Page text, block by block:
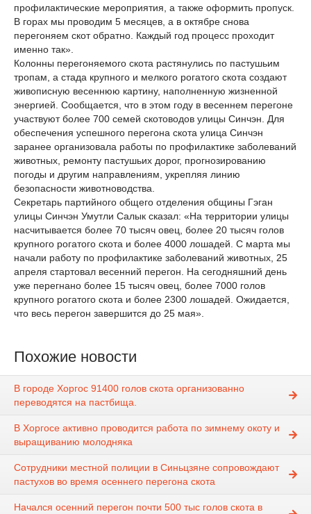
профилактические мероприятия, а также оформить пропуск.
В горах мы проводим 5 месяцев, а в октябре снова
перегоняем скот обратно. Каждый год процесс проходит
именно так».
Колонны перегоняемого скота растянулись по пастушьим
тропам, а стада крупного и мелкого рогатого скота создают
живописную весеннюю картину, наполненную жизненной
энергией. Сообщается, что в этом году в весеннем перегоне
участвуют более 700 семей скотоводов улицы Синчэн. Для
обеспечения успешного перегона скота улица Синчэн
заранее организовала работы по профилактике заболеваний
животных, ремонту пастушьих дорог, прогнозированию
погоды и другим направлениям, укрепляя линию
безопасности животноводства.
Секретарь партийного общего отделения общины Гэган
улицы Синчэн Умутли Салык сказал: «На территории улицы
насчитывается более 70 тысяч овец, более 20 тысяч голов
крупного рогатого скота и более 4000 лошадей. С марта мы
начали работу по профилактике заболеваний животных, 25
апреля стартовал весенний перегон. На сегодняшний день
уже перегнано более 15 тысяч овец, более 7000 голов
крупного рогатого скота и более 2300 лошадей. Ожидается,
что весь перегон завершится до 25 мая».
Похожие новости
В городе Хоргос 91400 голов скота организованно
переводятся на пастбища.
В Хоргосе активно проводится работа по зимнему окоту и
выращиванию молодняка
Сотрудники местной полиции в Синьцзяне сопровождают
пастухов во время осеннего перегона скота
Начался осенний перегон почти 500 тыс голов скота в